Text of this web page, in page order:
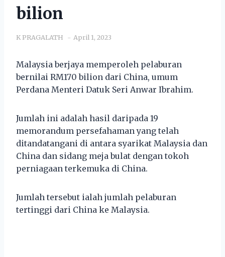
bilion
K PRAGALATH April 1, 2023
Malaysia berjaya memperoleh pelaburan
bernilai RM170 bilion dari China, umum
Perdana Menteri Datuk Seri Anwar Ibrahim.
Jumlah ini adalah hasil daripada 19
memorandum persefahaman yang telah
ditandatangani di antara syarikat Malaysia dan
China dan sidang meja bulat dengan tokoh
perniagaan terkemuka di China.
Jumlah tersebut ialah jumlah pelaburan
tertinggi dari China ke Malaysia.